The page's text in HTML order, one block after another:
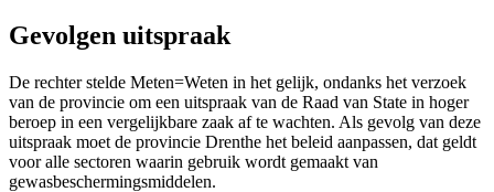
Gevolgen uitspraak
De rechter stelde Meten=Weten in het gelijk, ondanks het verzoek
van de provincie om een uitspraak van de Raad van State in hoger
beroep in een vergelijkbare zaak af te wachten. Als gevolg van deze
uitspraak moet de provincie Drenthe het beleid aanpassen, dat geldt
voor alle sectoren waarin gebruik wordt gemaakt van
gewasbeschermingsmiddelen.